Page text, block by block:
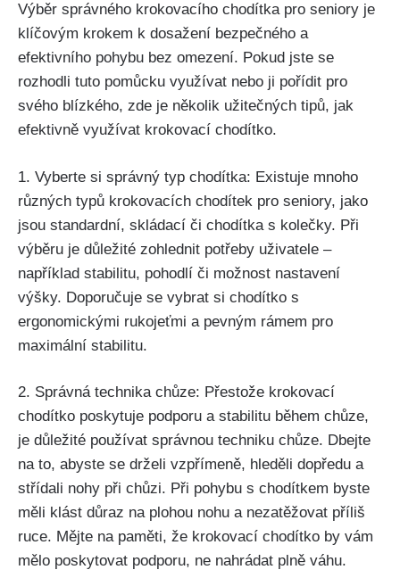
Výběr správného krokovacího chodítka pro seniory je
klíčovým krokem k dosažení bezpečného a
efektivního pohybu bez omezení. Pokud jste se
rozhodli tuto pomůcku využívat nebo ji pořídit pro
svého blízkého, zde je několik užitečných tipů, jak
efektivně využívat krokovací chodítko.
1. Vyberte si správný typ chodítka: Existuje mnoho
různých typů krokovacích chodítek pro seniory, jako
jsou standardní, skládací či chodítka s kolečky. Při
výběru je důležité zohlednit potřeby uživatele –
například stabilitu, pohodlí či možnost nastavení
výšky. Doporučuje se vybrat si chodítko s
ergonomickými rukojeťmi a pevným rámem pro
maximální stabilitu.
2. Správná technika chůze: Přestože krokovací
chodítko poskytuje podporu a stabilitu během chůze,
je důležité používat správnou techniku chůze. Dbejte
na to, abyste se drželi vzpřímeně, hleděli dopředu a
střídali nohy při chůzi. Při pohybu s chodítkem byste
měli klást důraz na plohou nohu a nezatěžovat příliš
ruce. Mějte na paměti, že krokovací chodítko by vám
mělo poskytovat podporu, ne nahrádat plně váhu.